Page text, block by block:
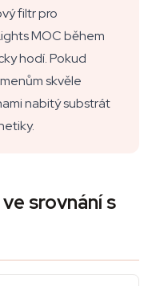
filtr pro
MOC během
hodí. Pokud
skvěle
nabitý substrát
srovnání s